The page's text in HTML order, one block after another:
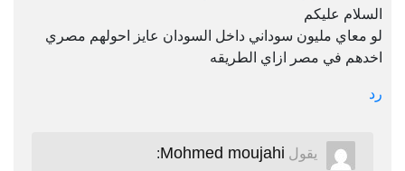
السلام عليكم
لو معاي مليون سوداني داخل السودان عايز احولهم مصري
اخدهم في مصر ازاي الطريقه
رد
يقول Mohmed moujahi
: